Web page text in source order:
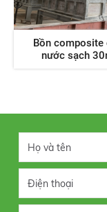
Bồn composite
nước sạch